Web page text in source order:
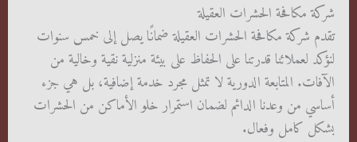
شركة مكافحة الحشرات العقيلة
تقدم شركة مكافحة الحشرات العقيلة ضمانًا يصل إلى خمس سنوات
لنؤكد لعملائنا قدرتنا على الحفاظ على بيئة منزلية نقية وخالية من
الآفات. المتابعة الدورية لا تمثل مجرد خدمة إضافية، بل هي جزء
أساسي من وعدنا الدائم لضمان استمرار خلو الأماكن من الحشرات
بشكل كامل وفعال.